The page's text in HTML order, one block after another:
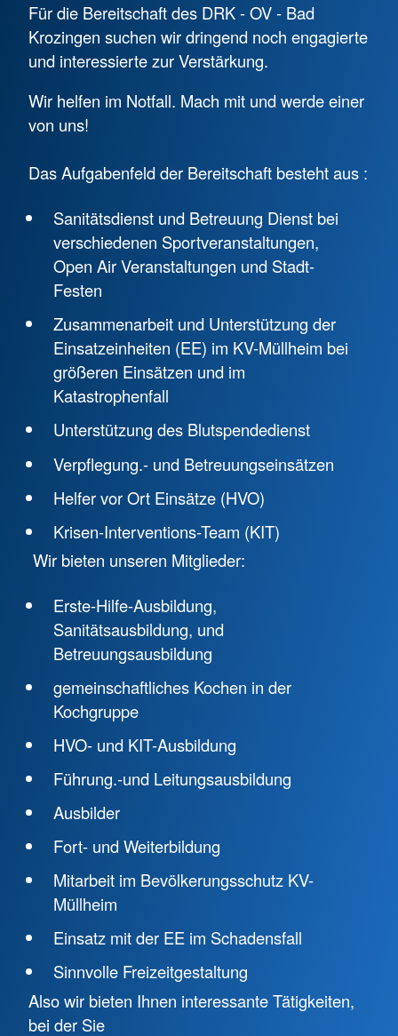
Für die Bereitschaft des DRK - OV - Bad
Krozingen suchen wir dringend noch engagierte
und interessierte zur Verstärkung.
Wir helfen im Notfall. Mach mit und werde einer
von uns!
Das Aufgabenfeld der Bereitschaft besteht aus :
Sanitätsdienst und Betreuung Dienst bei
verschiedenen Sportveranstaltungen,
Open Air Veranstaltungen und Stadt-
Festen
Zusammenarbeit und Unterstützung der
Einsatzeinheiten (EE) im KV-Müllheim bei
größeren Einsätzen und im
Katastrophenfall
Unterstützung des Blutspendedienst
Verpflegung.- und Betreuungseinsätzen
Helfer vor Ort Einsätze (HVO)
Krisen-Interventions-Team (KIT)
Wir bieten unseren Mitglieder:
Erste-Hilfe-Ausbildung,
Sanitätsausbildung, und
Betreuungsausbildung
gemeinschaftliches Kochen in der
Kochgruppe
HVO- und KIT-Ausbildung
Führung.-und Leitungsausbildung
Ausbilder
Fort- und Weiterbildung
Mitarbeit im Bevölkerungsschutz KV-
Müllheim
Einsatz mit der EE im Schadensfall
Sinnvolle Freizeitgestaltung
Also wir bieten Ihnen interessante Tätigkeiten,
bei der Sie